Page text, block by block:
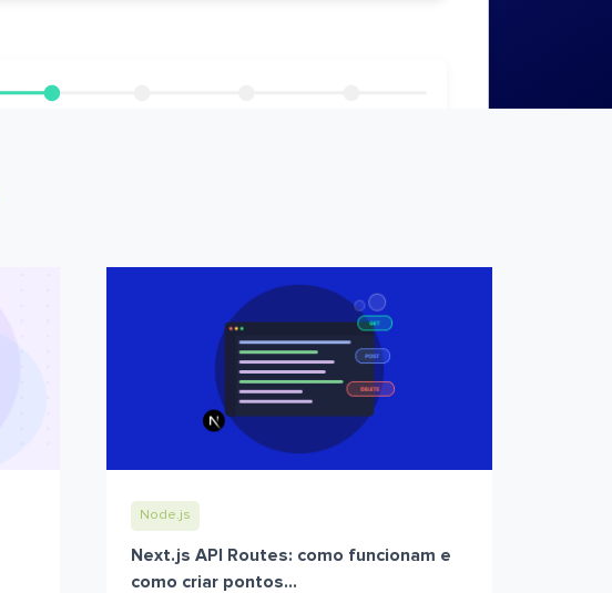
Node.js
Next.js API Routes: como funcionam e
como criar pontos...